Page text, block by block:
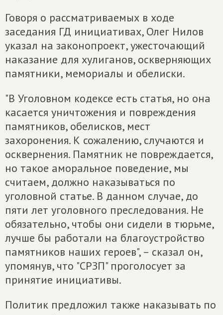
Говоря о рассматриваемых в ходе
заседания ГД инициативах, Олег Нилов
указал на законопроект, ужесточающий
наказание для хулиганов, оскверняющих
памятники, мемориалы и обелиски.
"В Уголовном кодексе есть статья, но она
касается уничтожения и повреждения
памятников, обелисков, мест
захоронения. К сожалению, случаются и
осквернения. Памятник не повреждается,
но такое аморальное поведение, мы
считаем, должно наказываться по
уголовной статье. В данном случае, до
пяти лет уголовного преследования. Не
обязательно, чтобы они сидели в тюрьме,
лучше бы работали на благоустройство
памятников наших героев", – сказал он,
упомянув, что "СРЗП" проголосует за
принятие инициативы.
Политик предложил также наказывать по